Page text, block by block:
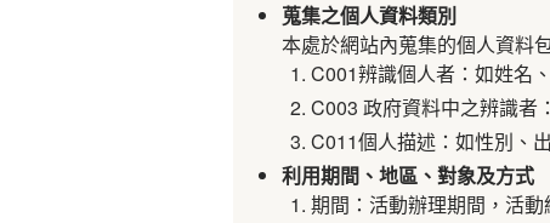
蒐集之個人資料類別
本處於網站內蒐集的個人資料
C001辨識個人者：如姓名
C003 政府資料中之辨識者
C011個人描述：如性別、
利用期間、地區、對象及方式
期間：活動辦理期間，活